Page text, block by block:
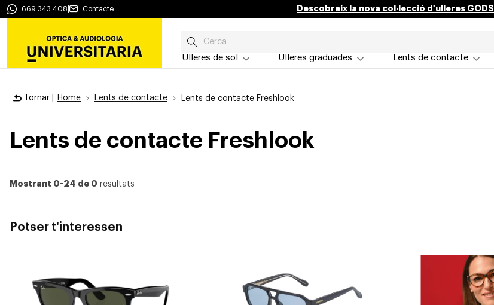
669 343 408 Contacte Descobreix la nova col·lecció d'ulleres GODS
Ulleres de sol Ulleres graduades Lents de contacte
Tornar | Home Lents de contacte Lents de contacte Freshlook
Lents de contacte Freshlook
Mostrant 0-24 de 0 resultats
Potser t'interessen